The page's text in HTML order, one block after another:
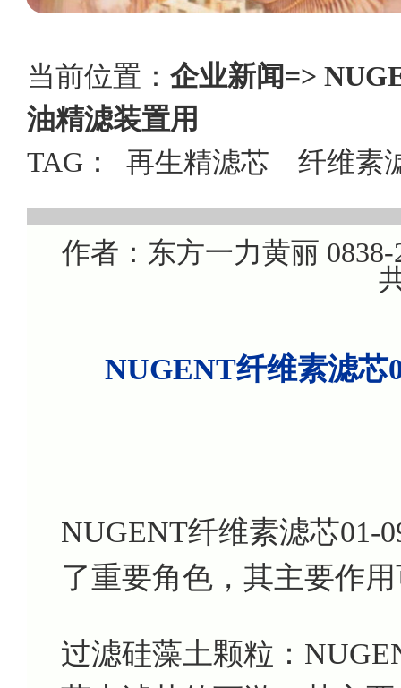
当前位置： 企业新闻=>
油精滤装置用
TAG： 再生精滤芯 纤维素
作者：东方一力黄丽
NUGENT纤维素滤芯
NUGENT纤维素滤芯01-
了重要角色，其主要作
过滤硅藻土颗粒：